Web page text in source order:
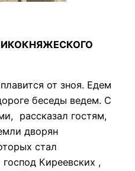
от зноя. Едем
беседы ведем. С
рассказал гостям,
дворян
стал
Киреевских ,